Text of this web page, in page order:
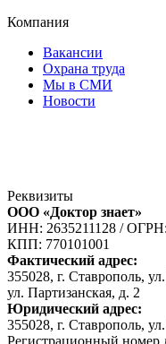
Компания
Вакансии
Охрана труда
Мы в СМИ
Новости
Реквизиты
ООО «Доктор знает»
ИНН: 2635211128 /ОГРН:
КПП: 770101001
Фактический адрес:
355028, г. Ставрополь,
ул. Партизанская, д. 2
Юридический адрес:
355028, г. Ставрополь,
Регистрационный номер